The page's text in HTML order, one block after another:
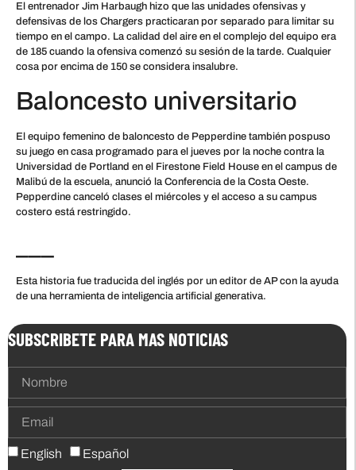
El entrenador Jim Harbaugh hizo que las unidades ofensivas y
defensivas de los Chargers practicaran por separado para limitar su
tiempo en el campo. La calidad del aire en el complejo del equipo era
de 185 cuando la ofensiva comenzó su sesión de la tarde. Cualquier
cosa por encima de 150 se considera insalubre.
Baloncesto universitario
El equipo femenino de baloncesto de Pepperdine también pospuso
su juego en casa programado para el jueves por la noche contra la
Universidad de Portland en el Firestone Field House en el campus de
Malibú de la escuela, anunció la Conferencia de la Costa Oeste.
Pepperdine canceló clases el miércoles y el acceso a su campus
costero está restringido.
Esta historia fue traducida del inglés por un editor de AP con la ayuda
de una herramienta de inteligencia artificial generativa.
SUBSCRIBETE PARA MAS NOTICIAS
English Español